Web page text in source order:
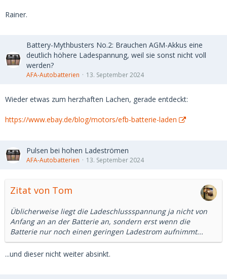
Rainer.
Battery-Mythbusters No.2: Brauchen AGM-Akkus eine
deutlich höhere Ladespannung, weil sie sonst nicht voll
werden?
AFA-Autobatterien 13. September 2024
Wieder etwas zum herzhaften Lachen, gerade entdeckt:
https://www.ebay.de/blog/motors/efb-batterie-laden
Pulsen bei hohen Ladeströmen
AFA-Autobatterien 13. September 2024
Zitat von Tom
Üblicherweise liegt die Ladeschlussspannung ja nicht von
Anfang an an der Batterie an, sondern erst wenn die
Batterie nur noch einen geringen Ladestrom aufnimmt...
...und dieser nicht weiter absinkt.